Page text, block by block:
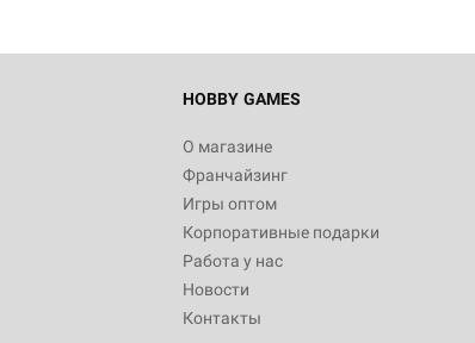
HOBBY GAMES
О магазине
Франчайзинг
Игры оптом
Корпоративные подарки
Работа у нас
Новости
Контакты